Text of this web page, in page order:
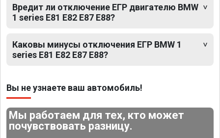
Вредит ли отключение ЕГР двигателю BMW
1 series E81 E82 E87 E88?
Каковы минусы отключения ЕГР BMW 1
series E81 E82 E87 E88?
Вы не узнаете ваш автомобиль!
Мы работаем для тех, кто может
почувствовать разницу.